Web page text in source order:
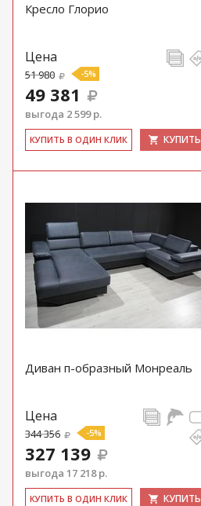
Кресло Глорио
Цена
51 980 -5%
49 381
выгода 2 599 р.
КУ­ПИТЬ В ОДИН КЛИК КУПИТЬ
Диван п-образный Монреаль
Цена
344 356 -5%
327 139
выгода 17 218 р.
КУ­ПИТЬ В ОДИН КЛИК КУПИТЬ